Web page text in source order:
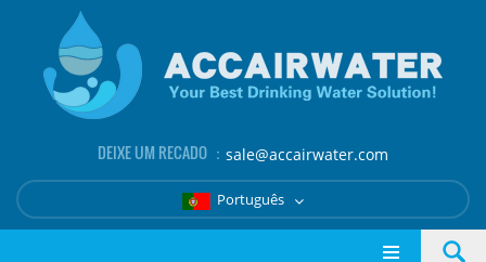
DEIXE UM RECADO ： sale@accairwater.com
Português